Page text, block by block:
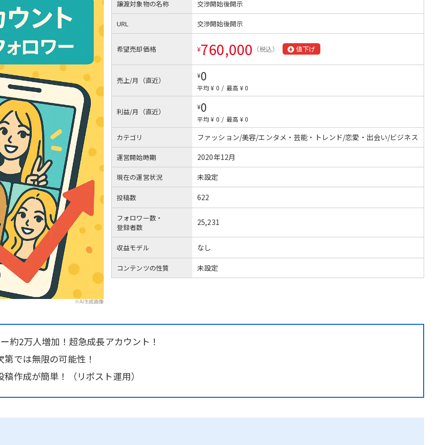
※AI生成画像
譲渡対象物の名称 交渉開始後開示
URL 交渉開始後開示
希望売却価格 ¥760,000 （税込） 値下げ
売上/月（直近）
¥0
平均 ¥ 0 / 最高 ¥ 0
利益/月（直近）
¥0
平均 ¥ 0 / 最高 ¥ 0
カテゴリ ファッション/美容/エンタメ・芸能・トレンド/恋愛・出会い/ビジネス
運営開始時期 2020年12月
現在の運営状況 未設定
投稿数 622
フォロワー数・
登録者数
25,231
収益モデル なし
コンテンツの性質 未設定
約2万人増加！超急成長アカウント！
では無限の可能性！
作成が簡単！（リポスト運用）